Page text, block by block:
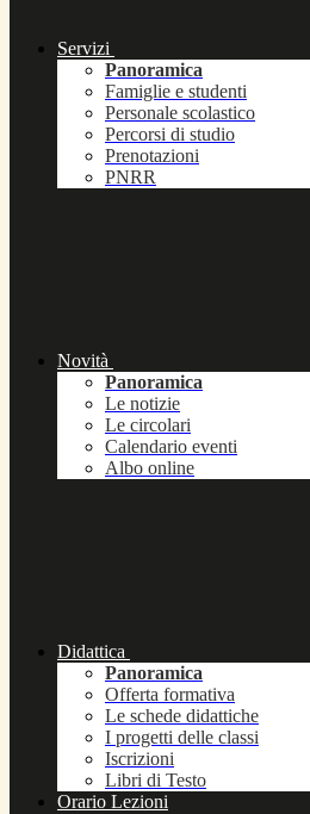
Servizi
Panoramica
Famiglie e studenti
Personale scolastico
Percorsi di studio
Prenotazioni
PNRR
Novità
Panoramica
Le notizie
Le circolari
Calendario eventi
Albo online
Didattica
Panoramica
Offerta formativa
Le schede didattiche
I progetti delle classi
Iscrizioni
Libri di Testo
Orario Lezioni